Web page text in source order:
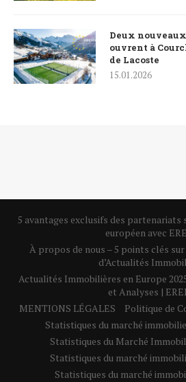
Deux
ouvrent à
de Lacoste
15.01.2026
5 avantages exclusifs des
européen avec
À propos de nous – 5 points clés sur
d’Actualités
Actualités Immobilières en Europe
et Analyses |
MENTIONS LÉGALES
Politique de
Statistiques du marché
Statistiques du Marché
Statistiques du marché
Statistiques du marché